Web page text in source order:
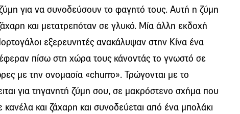
για να συνοδεύσουν το φαγητό τους. Αυτή η ζύμη
και μετατρεπόταν σε γλυκό. Μία άλλη εκδοχή
Πορτογάλοι εξερευνητές ανακάλυψαν στην Κίνα ένα
πίσω στη χώρα τους κάνοντάς το γνωστό σε
με την ονομασία «churro». Τρώγονται με το
για τηγανητή ζύμη σου, σε μακρόστενο σχήμα που
και ζάχαρη και συνοδεύεται από ένα μπολάκι